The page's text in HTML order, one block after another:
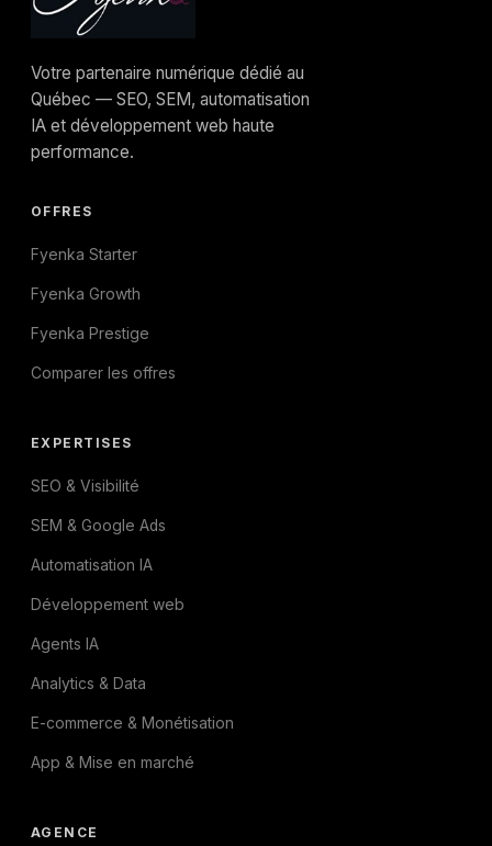
Votre partenaire numérique dédié au
Québec — SEO, SEM, automatisation
IA et développement web haute
performance.
OFFRES
Fyenka Starter
Fyenka Growth
Fyenka Prestige
Comparer les offres
EXPERTISES
SEO & Visibilité
SEM & Google Ads
Automatisation IA
Développement web
Agents IA
Analytics & Data
E-commerce & Monétisation
App & Mise en marché
AGENCE